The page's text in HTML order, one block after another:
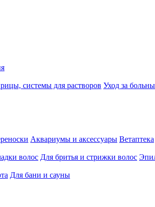
системы для растворов Уход за
Аквариумы и аксессуары Ветаптека
волос Для бритья и стрижки волос
Для бани и сауны